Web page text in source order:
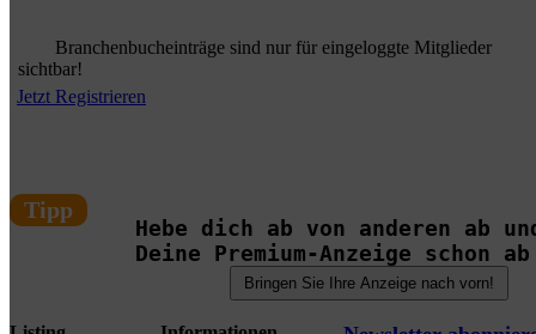
Branchenbucheinträge sind nur für eingeloggte Mitglieder
sichtbar!
Jetzt Registrieren
Tipp
Hebe dich ab von anderen ab
Deine Premium-Anzeige schon